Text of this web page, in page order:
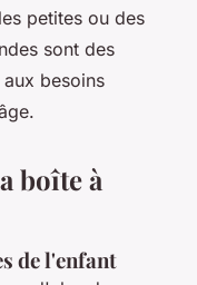
petites ou des
sont des
besoins
boîte à
de l'enfant